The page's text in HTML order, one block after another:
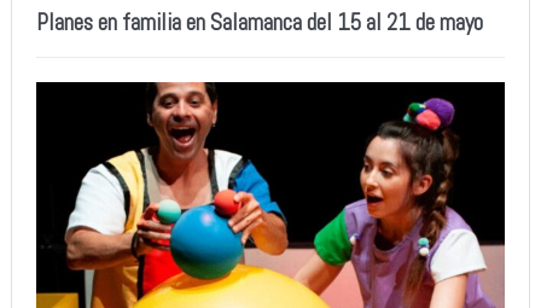
Planes en familia en Salamanca del 15 al 21 de mayo